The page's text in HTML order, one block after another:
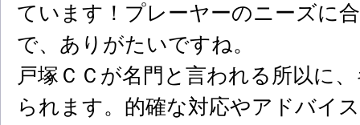
ています！プレーヤーのニーズに
で、ありがたいですね。
戸塚ＣＣが名門と言われる所以に
られます。的確な対応やアドバイ